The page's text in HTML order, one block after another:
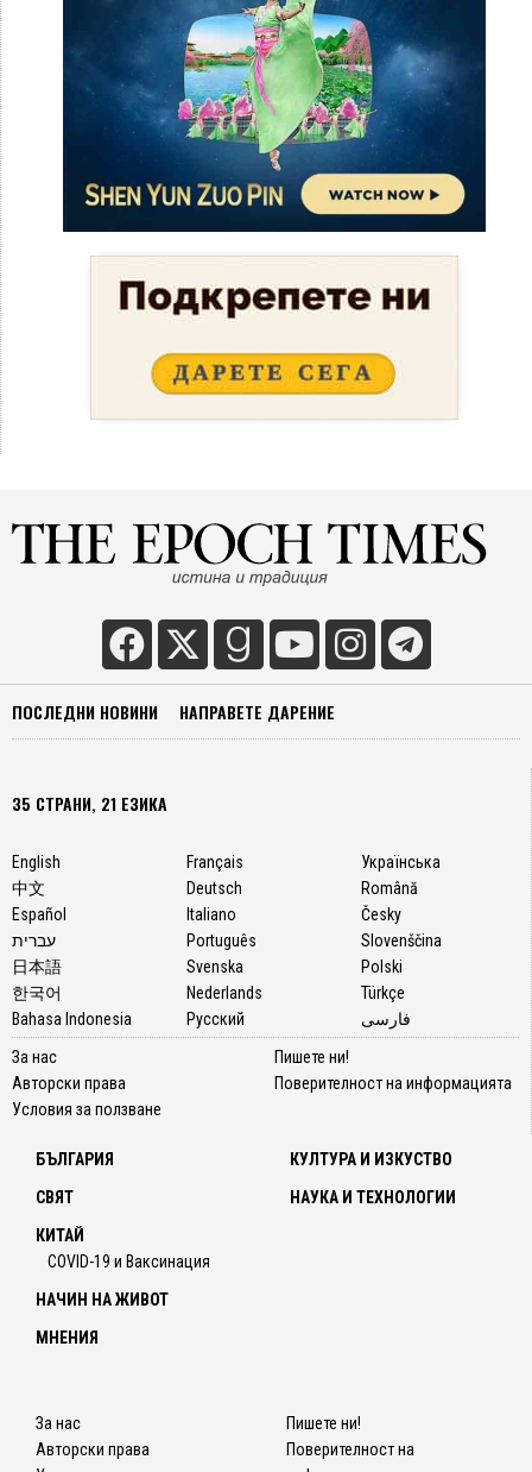
ПОСЛЕДНИ НОВИНИ НАПРАВЕТЕ ДАРЕНИЕ
35 СТРАНИ, 21 ЕЗИКА
English
中文
Español
עברית
日本語
한국어
Bahasa Indonesia
Français
Deutsch
Italiano
Português
Svenska
Nederlands
Русский
Українська
Română
Česky
Slovenščina
Polski
Türkçe
فارسی
За нас
Авторски права
Условия за ползване
Пишете ни!
Поверителност на информацията
БЪЛГАРИЯ
СВЯТ
КИТАЙ
COVID-19 и Ваксинация
КУЛТУРА И ИЗКУСТВО
НАУКА И ТЕХНОЛОГИИ
НАЧИН НА ЖИВОТ
МНЕНИЯ
За нас
Авторски права
Пишете ни!
Поверителност на